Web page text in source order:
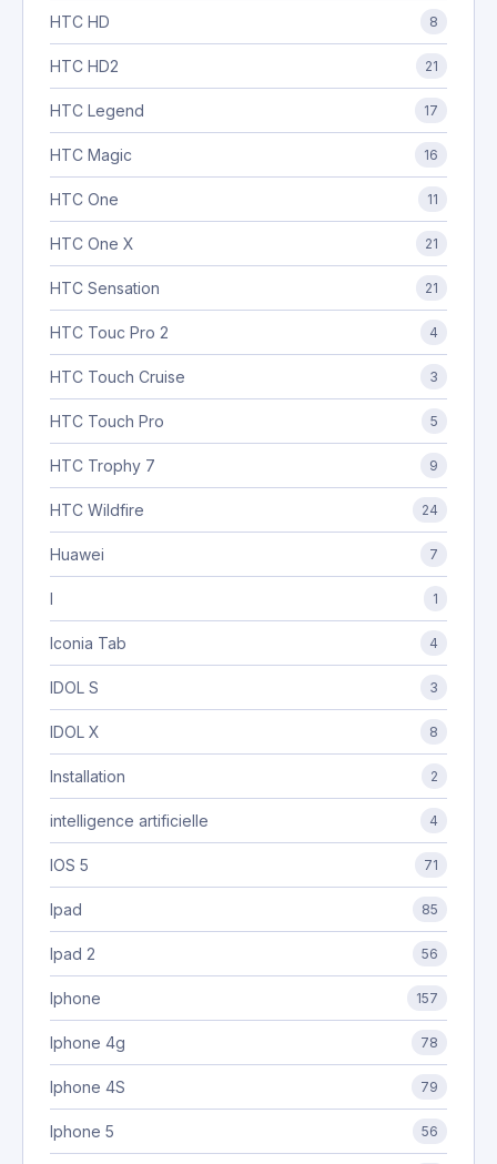
HTC HD 8
HTC HD2 21
HTC Legend 17
HTC Magic 16
HTC One 11
HTC One X 21
HTC Sensation 21
HTC Touc Pro 2 4
HTC Touch Cruise 3
HTC Touch Pro 5
HTC Trophy 7 9
HTC Wildfire 24
Huawei 7
I 1
Iconia Tab 4
IDOL S 3
IDOL X 8
Installation 2
intelligence artificielle 4
IOS 5 71
Ipad 85
Ipad 2 56
Iphone 157
Iphone 4g 78
Iphone 4S 79
Iphone 5 56